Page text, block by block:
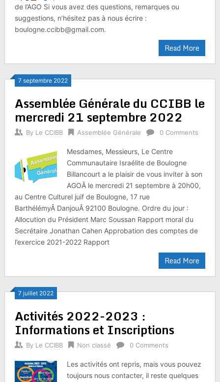
de l’AGO Si vous avez des questions, remarques ou
suggestions, n’hésitez pas à nous écrire :
boulogne.ccibb@gmail.com.
Read More
7 septembre 2022
Assemblée Générale du CCIBB le
mercredi 21 septembre 2022
By Le CCIBB Assemblée Générale 0 Comments
Mesdames, Messieurs, Le Centre
Communautaire Israélite de Boulogne
Billancourt a le plaisir de vous inviter à son
AGOÂ le mercredi 21 septembre à 20h00,
au Centre Culturel juif de Boulogne, 17 rue
BarthélémyÂ DanjouÂ 92100 Boulogne. Ordre du jour :
Allocution du Président Marc Soussan Rapport moral du
Secrétaire Jonathan Cahen Approbation des comptes de
l’exercice 2021-2022 Rapport
Read More
7 juillet 2022
Activités 2022-2023 :
Informations et Inscriptions
By Le CCIBB Non classé 0 Comments
Les activités ont repris, mais vous pouvez
toujours nous contacter, il reste quelques